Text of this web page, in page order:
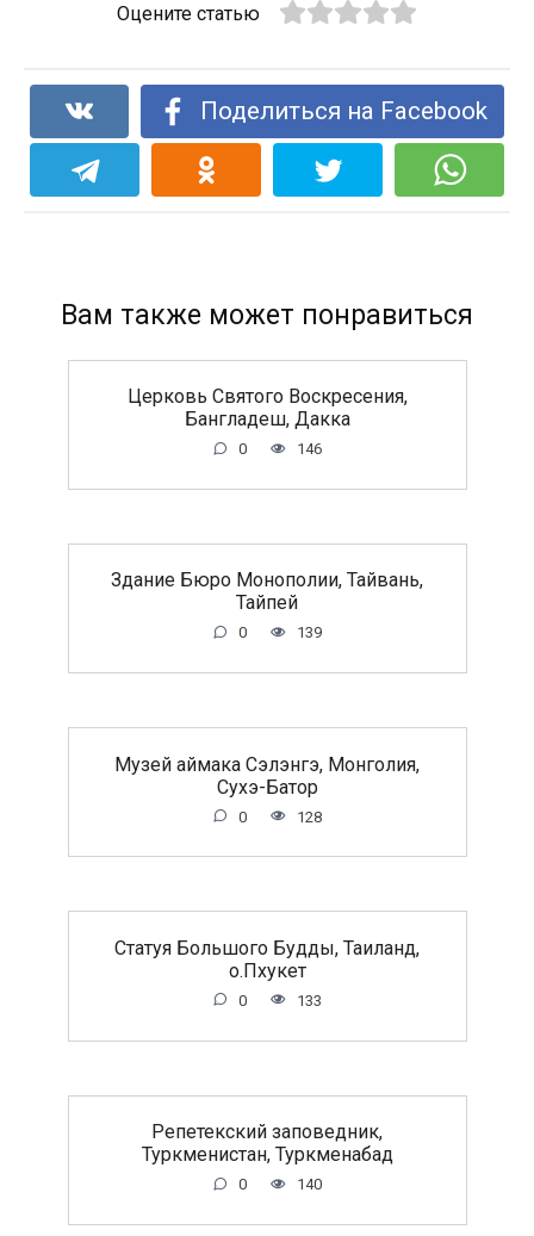
Оцените статью
Поделиться на Facebook
Вам также может понравиться
Церковь Святого Воскресения,
Бангладеш, Дакка
0 146
Здание Бюро Монополии, Тайвань,
Тайпей
0 139
Музей аймака Сэлэнгэ, Монголия,
Сухэ-Батор
0 128
Статуя Большого Будды, Таиланд,
о.Пхукет
0 133
Репетекский заповедник,
Туркменистан, Туркменабад
0 140